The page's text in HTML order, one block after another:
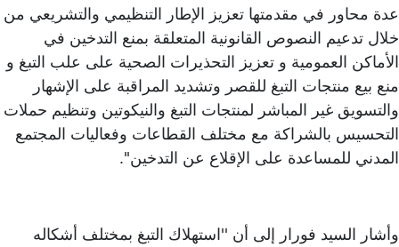
عدة محاور في مقدمتها تعزيز الإطار التنظيمي والتشريعي من
خلال تدعيم النصوص القانونية المتعلقة بمنع التدخين في
الأماكن العمومية و تعزيز التحذيرات الصحية على علب التبغ و
منع بيع منتجات التبغ للقصر وتشديد المراقبة على الإشهار
والتسويق غير المباشر لمنتجات التبغ والنيكوتين وتنظيم حملات
التحسيس بالشراكة مع مختلف القطاعات وفعاليات المجتمع
المدني للمساعدة على الإقلاع عن التدخين''.
وأشار السيد فورار إلى أن ''استهلاك التبغ بمختلف أشكاله